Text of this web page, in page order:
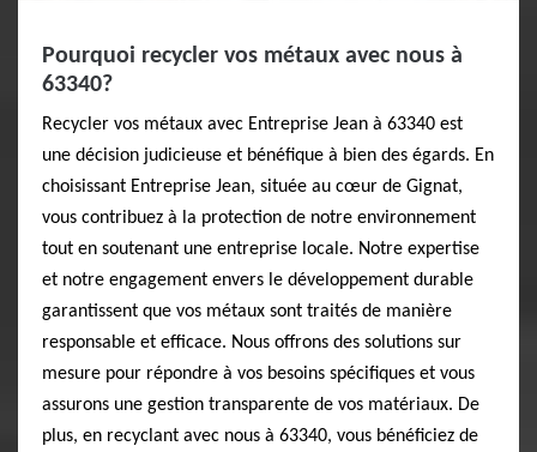
Pourquoi recycler vos métaux avec nous à
63340?
Recycler vos métaux avec Entreprise Jean à 63340 est
une décision judicieuse et bénéfique à bien des égards. En
choisissant Entreprise Jean, située au cœur de Gignat,
vous contribuez à la protection de notre environnement
tout en soutenant une entreprise locale. Notre expertise
et notre engagement envers le développement durable
garantissent que vos métaux sont traités de manière
responsable et efficace. Nous offrons des solutions sur
mesure pour répondre à vos besoins spécifiques et vous
assurons une gestion transparente de vos matériaux. De
plus, en recyclant avec nous à 63340, vous bénéficiez de